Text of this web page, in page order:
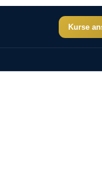
Kurse